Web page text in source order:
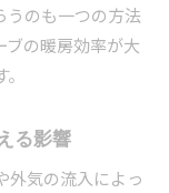
うのも一つの方法
ブの暖房効率が大
る影響
外気の流入によっ